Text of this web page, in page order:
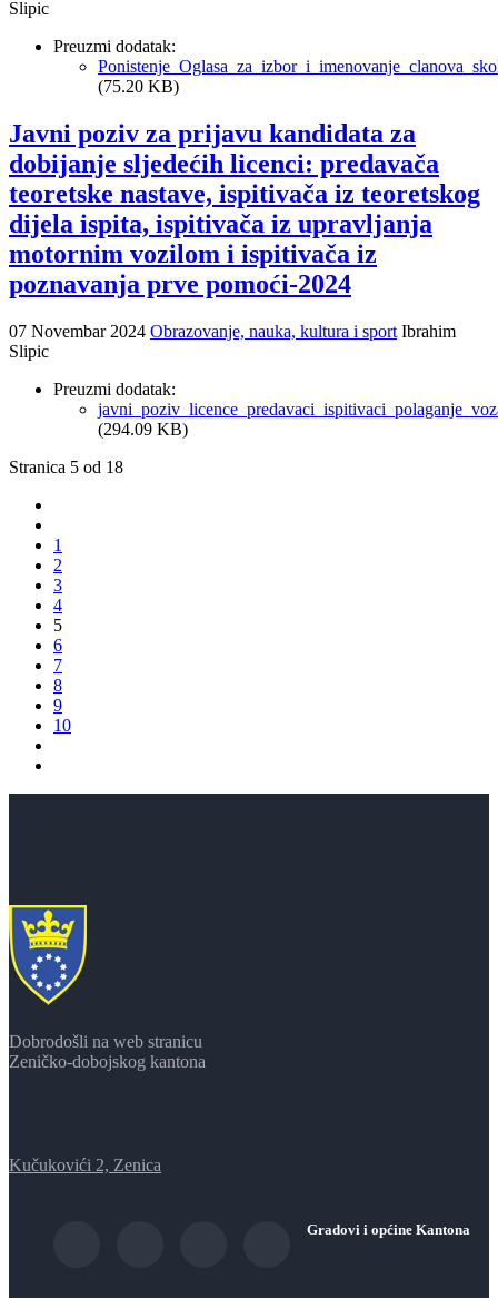
Slipic
Preuzmi dodatak:
(75.20 KB)
Javni poziv za prijavu kandidata za
dobijanje sljedećih licenci: predavača
teoretske nastave, ispitivača iz teoretskog
dijela ispita, ispitivača iz upravljanja
motornim vozilom i ispitivača iz
poznavanja prve pomoći-2024
07 Novembar 2024 Obrazovanje, nauka, kultura i sport Ibrahim
Slipic
Preuzmi dodatak:
(294.09 KB)
Stranica 5 od 18
1
2
3
4
5
6
7
8
9
10
Dobrodošli na web stranicu
Zeničko-dobojskog kantona
Kučukovići 2, Zenica
Gradovi i općine Kantona